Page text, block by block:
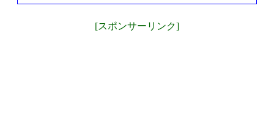
[スポンサーリンク]